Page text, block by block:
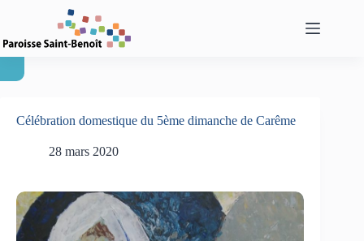
Célébration domestique du 5ème dimanche de Carême
28 mars 2020